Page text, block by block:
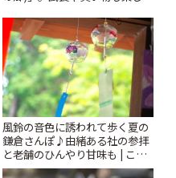
風鈴の音色に誘われて歩く夏の
鎌倉さんぽ♪由緒ある社の参拝
と老舗のひんやり甘味も | こと
りっぷ